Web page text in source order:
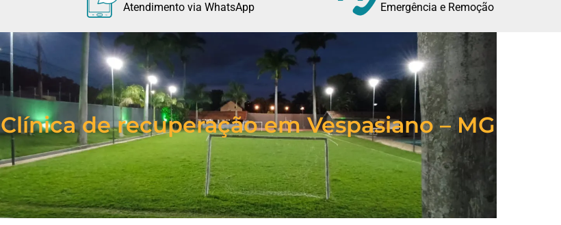
Atendimento via WhatsApp Emergência e Remoção
Clínica de recuperação em Vespasiano – MG